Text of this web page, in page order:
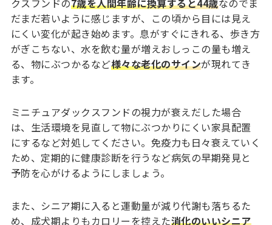
クスフンドの7歳を人間年齢に換算すると44歳なのでま
だまだ若いように感じますが、この頃から目には見え
にくい変化が起き始めます。息がすぐにきれる、歩き方
がぎこちない、水を飲む量が増えおしっこの量も増え
る、物にぶつかるなど様々な老化のサインが現れてき
ます。
ミニチュアダックスフンドの視力が衰えだした場合
は、生活環境を見直して物にぶつかりにくい家具配置
にするなど対処してください。免疫力も日々衰えていく
ため、定期的に健康診断を行うなど病気の早期発見と
予防を心がけるようにしましょう。
また、シニア期に入ると運動量が減り代謝も落ちるた
め、成犬期よりもカロリーを控えた消化のいいシニア